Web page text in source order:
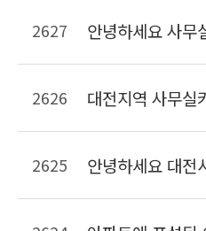
2627
2626
2625